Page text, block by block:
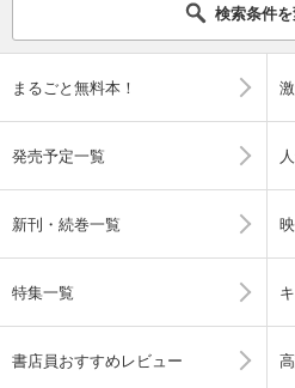
検索条件
まるごと無料本！
発売予定一覧
新刊・続巻一覧
特集一覧
書店員おすすめレビュー